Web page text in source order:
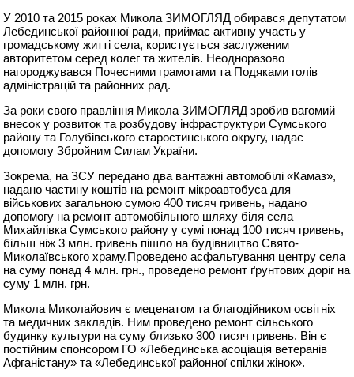
У 2010 та 2015 роках Микола ЗИМОГЛЯД обирався депутатом
Лебединської районної ради, приймає активну участь у
громадському житті села, користується заслуженим
авторитетом серед колег та жителів. Неодноразово
нагороджувався Почесними грамотами та Подяками голів
адміністрацій та районних рад.
За роки свого правління Микола ЗИМОГЛЯД зробив вагомий
внесок у розвиток та розбудову інфраструктури Сумського
району та Голубівського старостинського округу, надає
допомогу Збройним Силам України.
Зокрема, на ЗСУ передано два вантажні автомобілі «Камаз»,
надано частину коштів на ремонт мікроавтобуса для
військових загальною сумою 400 тисяч гривень, надано
допомогу на ремонт автомобільного шляху біля села
Михайлівка Сумського району у сумі понад 100 тисяч гривень,
більш ніж 3 млн. гривень пішло на будівництво Свято-
Миколаївського храму.Проведено асфальтування центру села
на суму понад 4 млн. грн., проведено ремонт ґрунтових доріг на
суму 1 млн. грн.
Микола Миколайович є меценатом та благодійником освітніх
та медичних закладів. Ним проведено ремонт сільського
будинку культури на суму близько 300 тисяч гривень. Він є
постійним спонсором ГО «Лебединська асоціація ветеранів
Афганістану» та «Лебединської районної спілки жінок».